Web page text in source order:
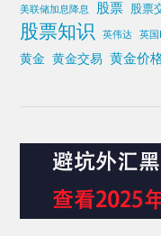
美联储加息降息 股票 股票
股票知识 英伟达 英
黄金 黄金交易 黄金价